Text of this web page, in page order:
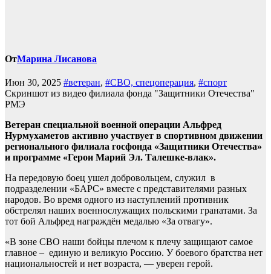
ОтМарина Лисанова
Июн 30, 2025 #ветеран, #СВО, спецоперация, #спорт
Скриншот из видео филиала фонда "Защитники Отечества"
РМЭ
Ветеран специальной военной операции Альфред
Нурмухаметов активно участвует в спортивном движении
регионального филиала госфонда «Защитники Отечества»
и программе «Герои Марий Эл. Талешке-влак».
На передовую боец ушел добровольцем, служил в
подразделении «БАРС» вместе с представителями разных
народов. Во время одного из наступлений противник
обстрелял наших военнослужащих польскими гранатами. За
тот бой Альфред награждён медалью «За отвагу».
«В зоне СВО наши бойцы плечом к плечу защищают самое
главное – единую и великую Россию. У боевого братства нет
национальностей и нет возраста, — уверен герой.